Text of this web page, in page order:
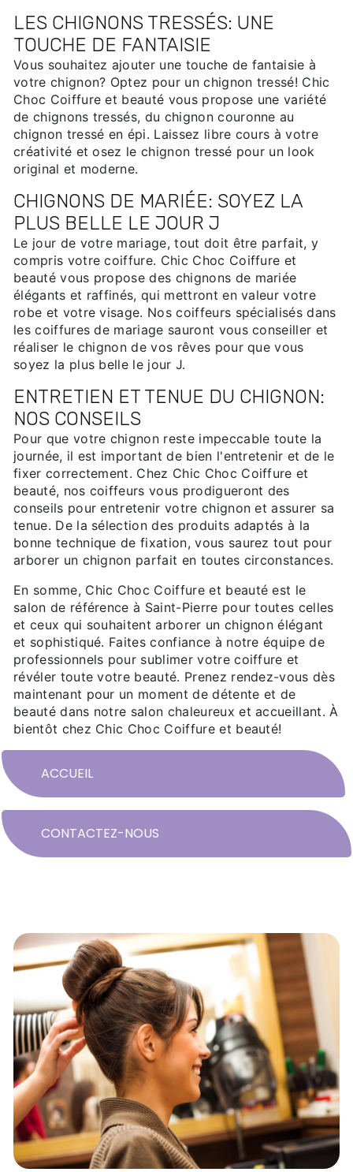
LES CHIGNONS TRESSÉS: UNE
TOUCHE DE FANTAISIE
Vous souhaitez ajouter une touche de fantaisie à
votre chignon? Optez pour un chignon tressé! Chic
Choc Coiffure et beauté vous propose une variété
de chignons tressés, du chignon couronne au
chignon tressé en épi. Laissez libre cours à votre
créativité et osez le chignon tressé pour un look
original et moderne.
CHIGNONS DE MARIÉE: SOYEZ LA
PLUS BELLE LE JOUR J
Le jour de votre mariage, tout doit être parfait, y
compris votre coiffure. Chic Choc Coiffure et
beauté vous propose des chignons de mariée
élégants et raffinés, qui mettront en valeur votre
robe et votre visage. Nos coiffeurs spécialisés dans
les coiffures de mariage sauront vous conseiller et
réaliser le chignon de vos rêves pour que vous
soyez la plus belle le jour J.
ENTRETIEN ET TENUE DU CHIGNON:
NOS CONSEILS
Pour que votre chignon reste impeccable toute la
journée, il est important de bien l'entretenir et de le
fixer correctement. Chez Chic Choc Coiffure et
beauté, nos coiffeurs vous prodigueront des
conseils pour entretenir votre chignon et assurer sa
tenue. De la sélection des produits adaptés à la
bonne technique de fixation, vous saurez tout pour
arborer un chignon parfait en toutes circonstances.
En somme, Chic Choc Coiffure et beauté est le
salon de référence à Saint-Pierre pour toutes celles
et ceux qui souhaitent arborer un chignon élégant
et sophistiqué. Faites confiance à notre équipe de
professionnels pour sublimer votre coiffure et
révéler toute votre beauté. Prenez rendez-vous dès
maintenant pour un moment de détente et de
beauté dans notre salon chaleureux et accueillant. À
bientôt chez Chic Choc Coiffure et beauté!
ACCUEIL
CONTACTEZ-NOUS